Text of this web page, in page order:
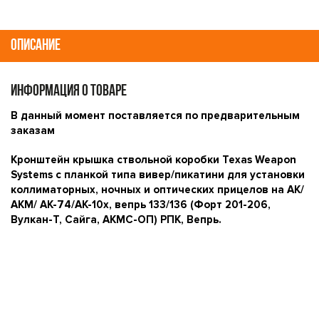
ОПИСАНИЕ
ИНФОРМАЦИЯ О ТОВАРЕ
В данный момент поставляется по предварительным
заказам
Кронштейн крышка ствольной коробки Texas Weapon
Systems с планкой типа вивер/пикатини для установки
коллиматорных, ночных и оптических прицелов на АК/
АКМ/ АК-74/АК-10х, вепрь 133/136 (Форт 201-206,
Вулкан-Т, Сайга, АКМС-ОП) РПК, Вепрь.